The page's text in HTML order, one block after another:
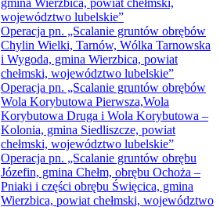
gmina Wierzbica, powiat chełmski,
województwo lubelskie”
Operacja pn. „Scalanie gruntów obrębów
Chylin Wielki, Tarnów, Wólka Tarnowska
i Wygoda, gmina Wierzbica, powiat
chełmski, województwo lubelskie”
Operacja pn. „Scalanie gruntów obrębów
Wola Korybutowa Pierwsza,Wola
Korybutowa Druga i Wola Korybutowa –
Kolonia, gmina Siedliszcze, powiat
chełmski, województwo lubelskie”
Operacja pn. „Scalanie gruntów obrębu
Józefin, gmina Chełm, obrębu Ochoża –
Pniaki i części obrębu Święcica, gmina
Wierzbica, powiat chełmski, województwo